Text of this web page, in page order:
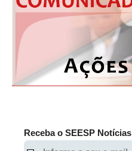
NÚCLEO JOVEM
Receba o SEESP Notícias